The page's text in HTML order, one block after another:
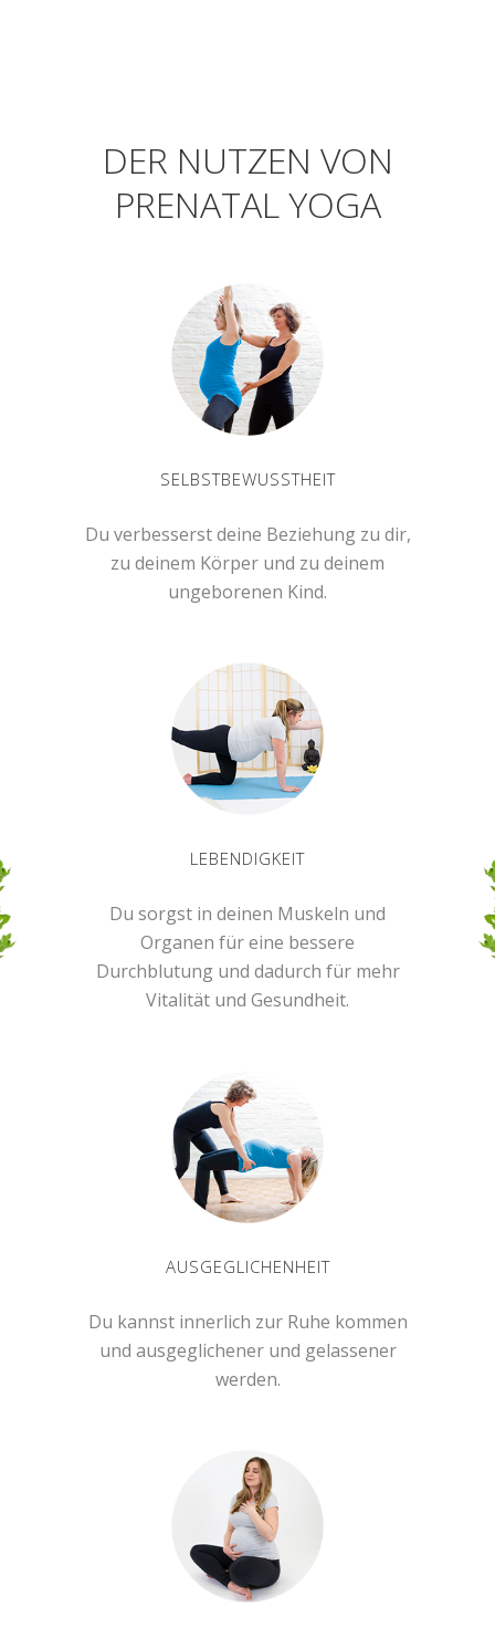
DER NUTZEN VON
PRENATAL YOGA
SELBSTBEWUSSTHEIT
Du verbesserst deine Beziehung zu dir,
zu deinem Körper und zu deinem
ungeborenen Kind.
LEBENDIGKEIT
Du sorgst in deinen Muskeln und
Organen für eine bessere
Durchblutung und dadurch für mehr
Vitalität und Gesundheit.
AUSGEGLICHENHEIT
Du kannst innerlich zur Ruhe kommen
und ausgeglichener und gelassener
werden.